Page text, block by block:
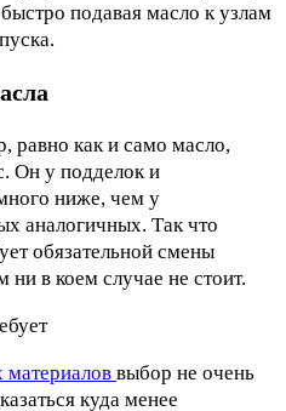
подавая масло к узлам
равно как и само масло,
Он у подделок и
ниже, чем у
аналогичных. Так что
обязательной смены
в коем случае не стоит.
выбор не очень
куда менее